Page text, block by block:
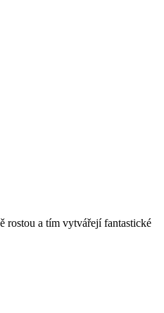
rostou a tím vytvářejí fantastické